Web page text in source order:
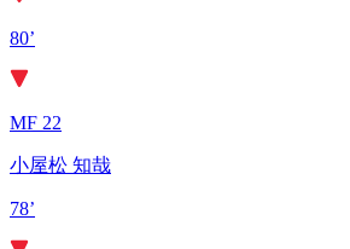
80’
MF 22
小屋松 知哉
78’